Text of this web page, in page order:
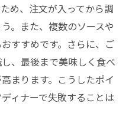
め、注文が入ってから調
。また、複数のソースや
すすめです。さらに、ご
、最後まで美味しく食べ
まります。こうしたポイ
ィナーで失敗することは